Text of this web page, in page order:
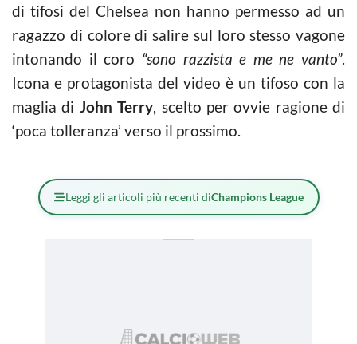
di tifosi del Chelsea non hanno permesso ad un
ragazzo di colore di salire sul loro stesso vagone
intonando il coro “sono razzista e me ne vanto”.
Icona e protagonista del video è un tifoso con la
maglia di John Terry, scelto per ovvie ragione di
‘poca tolleranza’ verso il prossimo.
Leggi gli articoli più recenti diChampions League